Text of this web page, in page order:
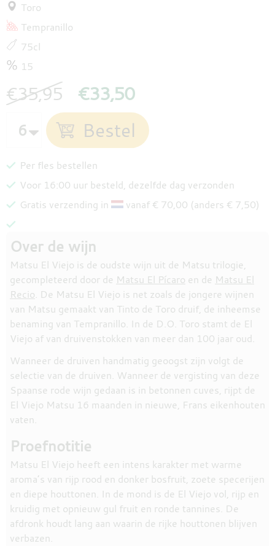
Toro
Tempranillo
75cl
15
€35,95 €33,50
Per fles bestellen
Voor 16:00 uur besteld, dezelfde dag verzonden
Gratis verzending in
vanaf € 70,00 (anders € 7,50)
Over de wijn
Matsu El Viejo is de oudste wijn uit de Matsu trilogie,
gecompleteerd door de Matsu El Pícaro en de Matsu El
Recio. De Matsu El Viejo is net zoals de jongere wijnen
van Matsu gemaakt van Tinto de Toro druif, de inheemse
benaming van Tempranillo. In de D.O. Toro stamt de El
Viejo af van druivenstokken van meer dan 100 jaar oud.
Wanneer de druiven handmatig geoogst zijn volgt de
selectie van de druiven. Wanneer de vergisting van deze
Spaanse rode wijn gedaan is in betonnen cuves, rijpt de
El Viejo Matsu 16 maanden in nieuwe, Frans eikenhouten
vaten.
Proefnotitie
Matsu El Viejo heeft een intens karakter met warme
aroma’s van rijp rood en donker bosfruit, zoete specerijen
en diepe houttonen. In de mond is de El Viejo vol, rijp en
kruidig met opnieuw gul fruit en ronde tannines. De
afdronk houdt lang aan waarin de rijke houttonen blijven
verbazen.